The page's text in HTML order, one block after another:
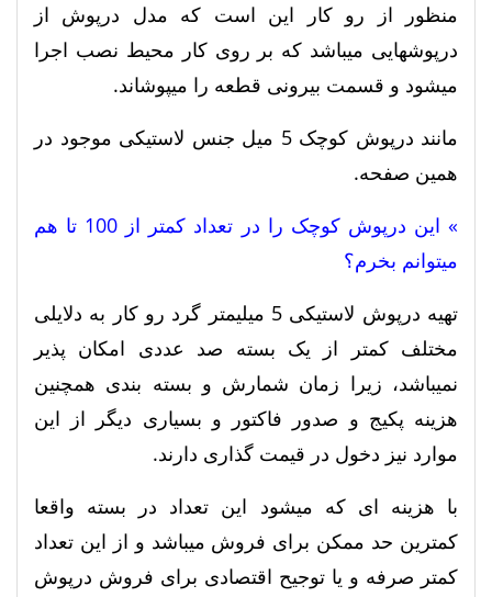
منظور از رو کار این است که مدل درپوش از
درپوشهایی میباشد که بر روی کار محیط نصب اجرا
میشود و قسمت بیرونی قطعه را میپوشاند.
مانند درپوش کوچک 5 میل جنس لاستیکی موجود در
همین صفحه.
» این درپوش کوچک را در تعداد کمتر از 100 تا هم
میتوانم بخرم؟
تهیه درپوش لاستیکی 5 میلیمتر گرد رو کار به دلایلی
مختلف کمتر از یک بسته صد عددی امکان پذیر
نمیباشد، زیرا زمان شمارش و بسته بندی همچنین
هزینه پکیج و صدور فاکتور و بسیاری دیگر از این
موارد نیز دخول در قیمت گذاری دارند.
با هزینه ای که میشود این تعداد در بسته واقعا
کمترین حد ممکن برای فروش میباشد و از این تعداد
کمتر صرفه و یا توجیح اقتصادی برای فروش درپوش